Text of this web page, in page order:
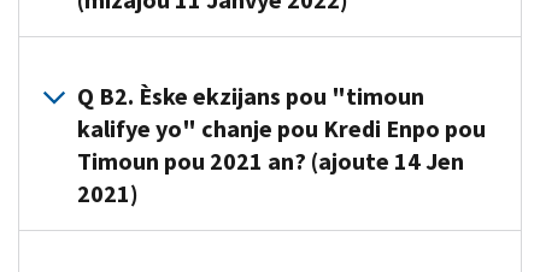
te
kalifye
pou
pèman
avans
Kredi
Q B2. Èske ekzijans pou "timoun
kalifye yo" chanje pou Kredi Enpo pou
Timoun pou 2021 an? (ajoute 14 Jen
2021)